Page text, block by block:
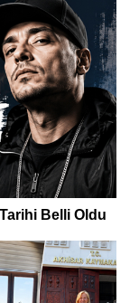
Belli Oldu